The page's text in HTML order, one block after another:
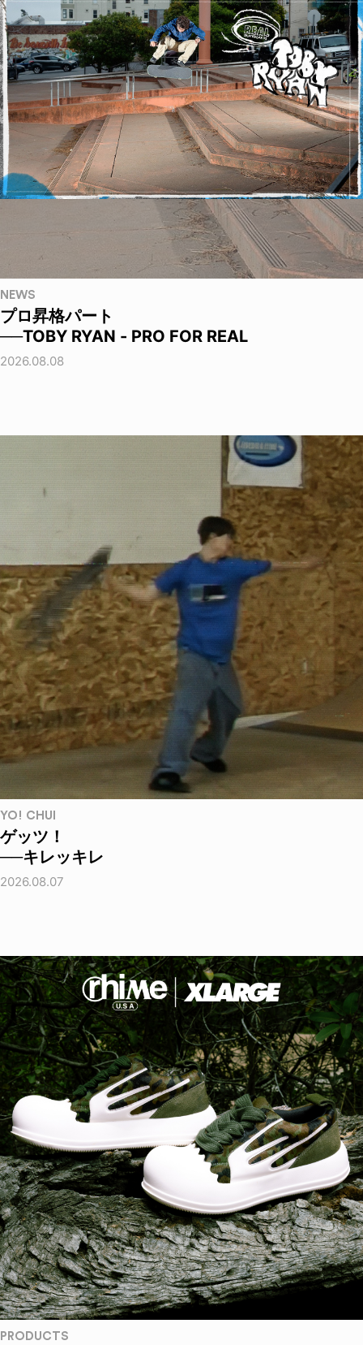
NEWS
プロ昇格パート
──TOBY RYAN - PRO FOR REAL
2026.08.08
YO! CHUI
ゲッツ！
──キレッキレ
2026.08.07
PRODUCTS